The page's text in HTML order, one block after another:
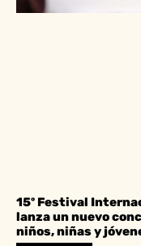
15º Festival
lanza un nuevo
niños, niñas y